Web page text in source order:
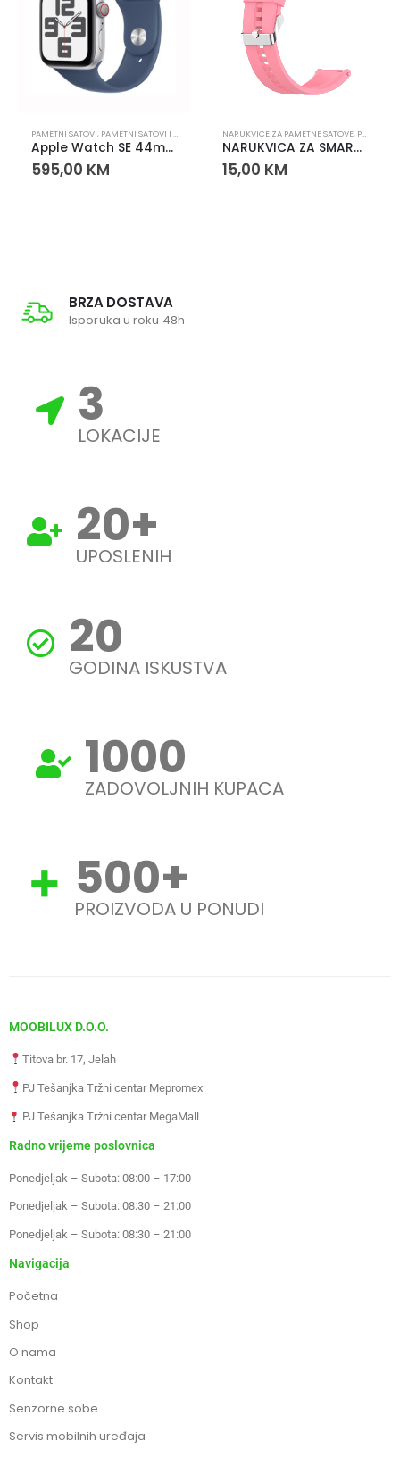
PAMETNI SATOVI, PAMETNI SATOVI I NARUKVICE
Apple Watch SE 44mm Silver Aluminium – GPS, Retina ekran
595,00 KM
NARUKVICE ZA PAMETNE SATOVE, PAMETNI SATOVI
NARUKVICA ZA SMART WATCH 22mm ROZA
15,00 KM
BRZA DOSTAVA
Isporuka u roku 48h
3
LOKACIJE
20+
UPOSLENIH
20
GODINA ISKUSTVA
1000
ZADOVOLJNIH KUPACA
500+
PROIZVODA U PONUDI
MOOBILUX D.O.O.
Titova br. 17, Jelah
PJ Tešanjka Tržni centar Mepromex
PJ Tešanjka Tržni centar MegaMall
Radno vrijeme poslovnica
Ponedjeljak – Subota: 08:00 – 17:00
Ponedjeljak – Subota: 08:30 – 21:00
Ponedjeljak – Subota: 08:30 – 21:00
Navigacija
Početna
Shop
O nama
Kontakt
Senzorne sobe
Servis mobilnih uređaja